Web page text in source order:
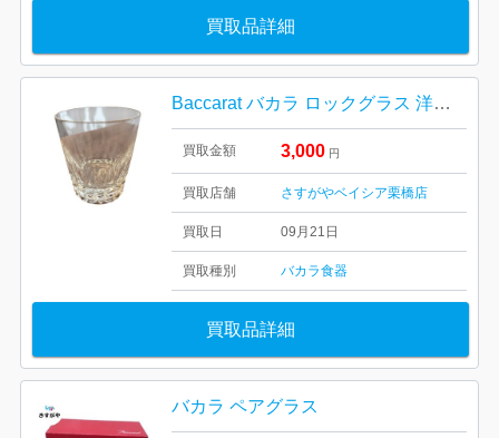
買取品詳細
Baccarat バカラ ロックグラス 洋食器
買取金額 3,000 円
買取店舗 さすがやベイシア栗橋店
買取日 09月21日
買取種別 バカラ食器
買取品詳細
バカラ ペアグラス